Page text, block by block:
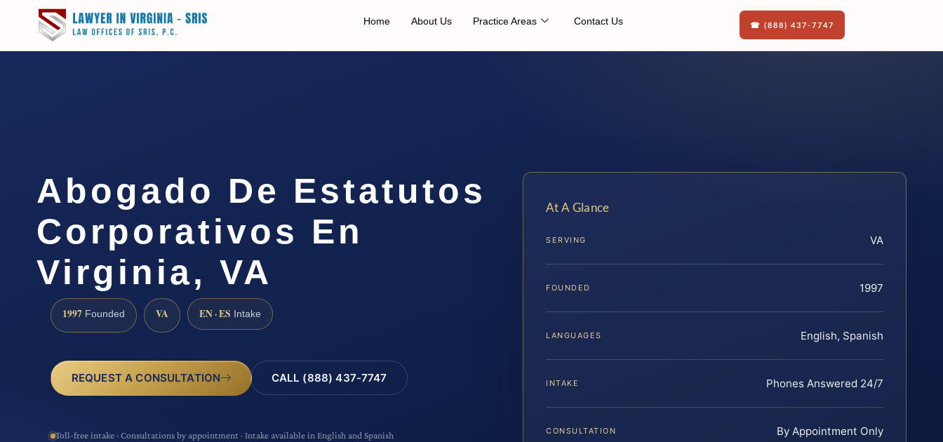
Home About Us Practice Areas Contact Us ☎ (888) 437-7747
Abogado De Estatutos
Corporativos En
Virginia, VA
1997 Founded VA EN · ES Intake
REQUEST A CONSULTATION CALL (888) 437-7747
Toll-free intake · Consultations by appointment · Intake available in English and Spanish
At A Glance
SERVING VA
FOUNDED 1997
LANGUAGES English, Spanish
INTAKE Phones Answered 24/7
CONSULTATION By Appointment Only